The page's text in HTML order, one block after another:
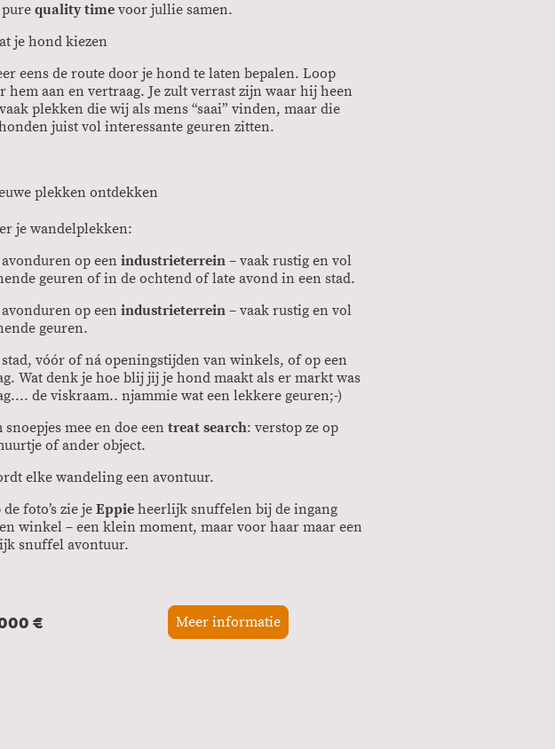
quality time voor jullie samen.
je hond kiezen
eens de route door je hond te laten bepalen. Loop
hem aan en vertraag. Je zult verrast zijn waar hij heen
plekken die wij als mens “saai” vinden, maar die
juist vol interessante geuren zitten.
plekken ontdekken
je wandelplekken:
op een industrieterrein – vaak rustig en vol
geuren of in de ochtend of late avond in een stad.
op een industrieterrein – vaak rustig en vol
geuren.
vóór of ná openingstijden van winkels, of op een
Wat denk je hoe blij jij je hond maakt als er markt was
de viskraam.. njammie wat een lekkere geuren;-)
snoepjes mee en doe een treat search: verstop ze op
of ander object.
elke wandeling een avontuur.
foto’s zie je Eppie heerlijk snuffelen bij de ingang
winkel – een klein moment, maar voor haar maar een
snuffel avontuur.
€ Meer informatie